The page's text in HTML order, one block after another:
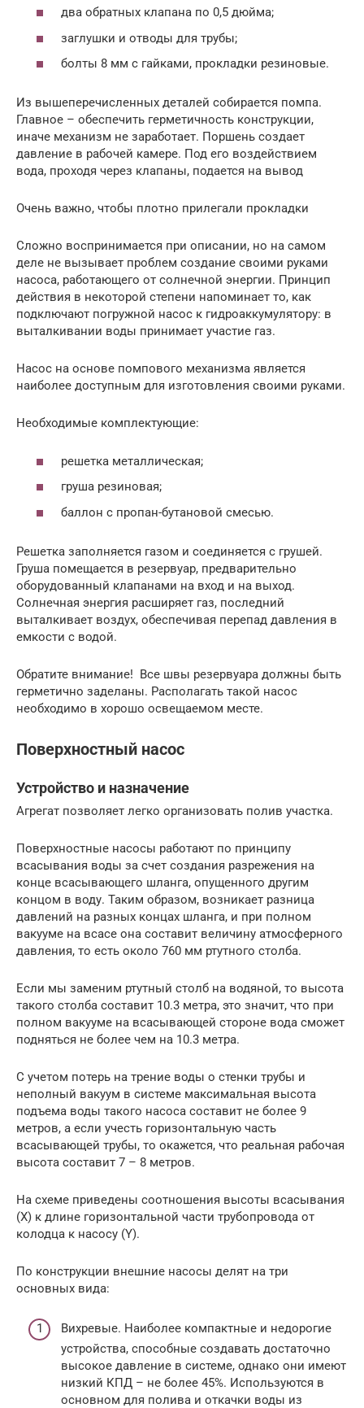
два обратных клапана по 0,5 дюйма;
заглушки и отводы для трубы;
болты 8 мм с гайками, прокладки резиновые.
Из вышеперечисленных деталей собирается помпа.
Главное – обеспечить герметичность конструкции,
иначе механизм не заработает. Поршень создает
давление в рабочей камере. Под его воздействием
вода, проходя через клапаны, подается на вывод
Очень важно, чтобы плотно прилегали прокладки
Сложно воспринимается при описании, но на самом
деле не вызывает проблем создание своими руками
насоса, работающего от солнечной энергии. Принцип
действия в некоторой степени напоминает то, как
подключают погружной насос к гидроаккумулятору: в
выталкивании воды принимает участие газ.
Насос на основе помпового механизма является
наиболее доступным для изготовления своими руками.
Необходимые комплектующие:
решетка металлическая;
груша резиновая;
баллон с пропан-бутановой смесью.
Решетка заполняется газом и соединяется с грушей.
Груша помещается в резервуар, предварительно
оборудованный клапанами на вход и на выход.
Солнечная энергия расширяет газ, последний
выталкивает воздух, обеспечивая перепад давления в
емкости с водой.
Обратите внимание! Все швы резервуара должны быть
герметично заделаны. Располагать такой насос
необходимо в хорошо освещаемом месте.
Поверхностный насос
Устройство и назначение
Агрегат позволяет легко организовать полив участка.
Поверхностные насосы работают по принципу
всасывания воды за счет создания разрежения на
конце всасывающего шланга, опущенного другим
концом в воду. Таким образом, возникает разница
давлений на разных концах шланга, и при полном
вакууме на всасе она составит величину атмосферного
давления, то есть около 760 мм ртутного столба.
Если мы заменим ртутный столб на водяной, то высота
такого столба составит 10.3 метра, это значит, что при
полном вакууме на всасывающей стороне вода сможет
подняться не более чем на 10.3 метра.
С учетом потерь на трение воды о стенки трубы и
неполный вакуум в системе максимальная высота
подъема воды такого насоса составит не более 9
метров, а если учесть горизонтальную часть
всасывающей трубы, то окажется, что реальная рабочая
высота составит 7 – 8 метров.
На схеме приведены соотношения высоты всасывания
(Х) к длине горизонтальной части трубопровода от
колодца к насосу (Y).
По конструкции внешние насосы делят на три
основных вида:
Вихревые. Наиболее компактные и недорогие
устройства, способные создавать достаточно
высокое давление в системе, однако они имеют
низкий КПД – не более 45%. Используются в
основном для полива и откачки воды из